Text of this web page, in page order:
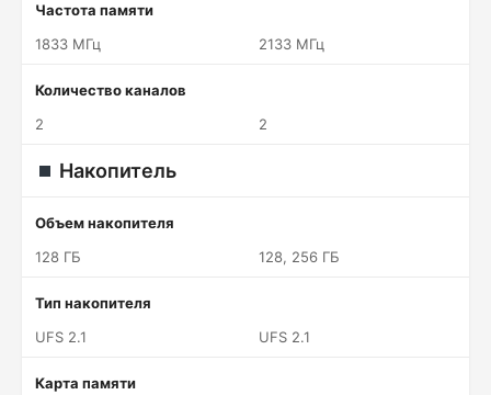
Частота памяти
1833 МГц
2133 МГц
Количество каналов
2
2
Накопитель
Объем накопителя
128 ГБ
128, 256 ГБ
Тип накопителя
UFS 2.1
UFS 2.1
Карта памяти